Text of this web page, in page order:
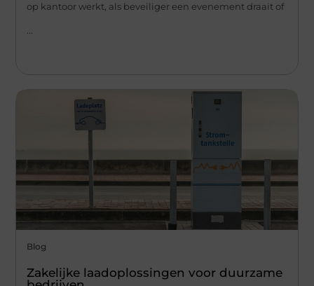
op kantoor werkt, als beveiliger een evenement draait of
Blog
Zakelijke laadoplossingen voor duurzame